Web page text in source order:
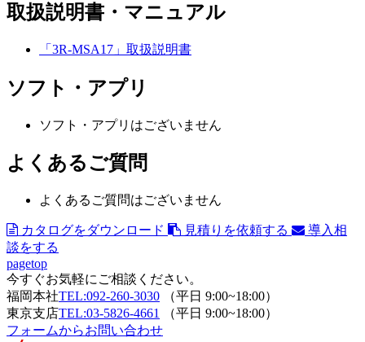
取扱説明書・マニュアル
「3R-MSA17」取扱説明書
ソフト・アプリ
ソフト・アプリはございません
よくあるご質問
よくあるご質問はございません
カタログをダウンロード 見積りを依頼する
導入相
談をする
pagetop
今すぐお気軽にご相談ください。
福岡本社TEL:092-260-3030 （平日 9:00~18:00）
東京支店TEL:03-5826-4661
（平日 9:00~18:00）
フォームからお問い合わせ